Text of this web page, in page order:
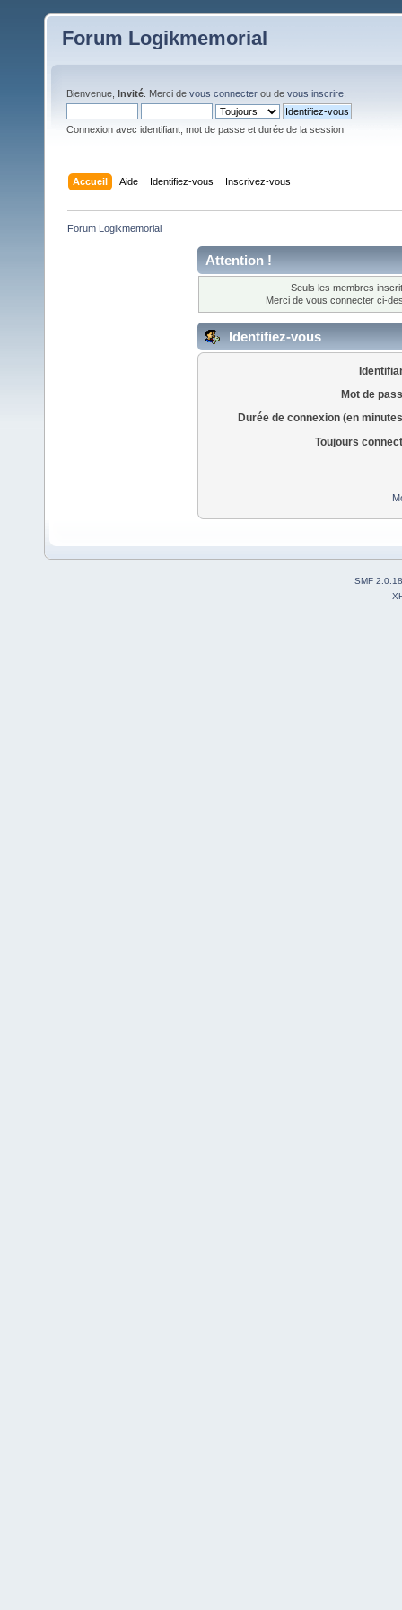
Forum Logikmemorial
Bienvenue, Invité . Merci de vous connecter ou de vous inscrire
Connexion avec identifiant, mot de passe et durée de la session
Accueil Aide Identifiez-vous Inscrivez-vous
Forum Logikmemorial
Attention !
Seuls les membres
Merci de vous connecter ci-
Identifiez-vous
Mot de
Durée de connexion (en
Toujours
SMF 2.0.18